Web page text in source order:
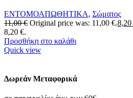
ΕΝΤΟΜΟΑΠΩΘΗΤΙΚΑ, Σώματος
11,00€ Original price was: 11,00 €.8,20
8,20 €.
Προσθήκη στο καλάθι
Quick view
Δωρεάν Μεταφορικά